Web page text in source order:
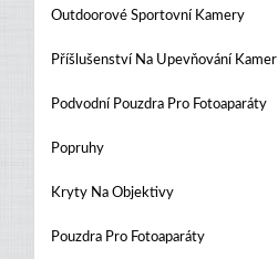
Outdoorové Sportovní Kamery
Příšlušenství Na Upevňování Kamer
Podvodní Pouzdra Pro Fotoaparáty
Popruhy
Kryty Na Objektivy
Pouzdra Pro Fotoaparáty